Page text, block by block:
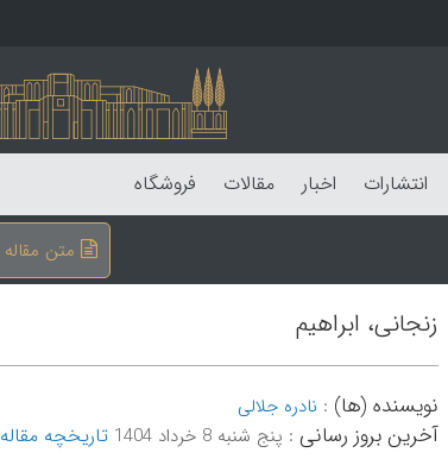
انتشارات اخبار مقالات فروشگاه
متن مقاله
زنجانی، ابراهیم
نویسنده (ها) : نادره جلالی
آخرین بروز رسانی : پنج شنبه 8 خرداد 1404 تاریخچه مقاله